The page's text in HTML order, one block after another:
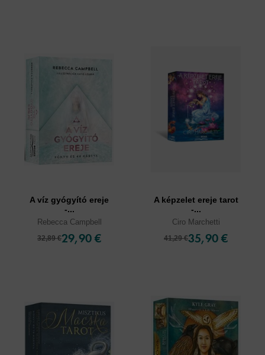
A víz gyógyító ereje
-...
Rebecca Campbell
32,89 €29,90 €
A képzelet ereje tarot
-...
Ciro Marchetti
41,29 €35,90 €